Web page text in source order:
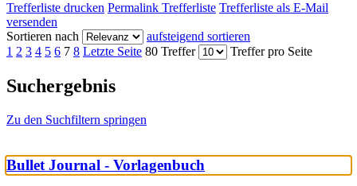
Trefferliste drucken Permalink Trefferliste Trefferliste als E-Mail
versenden
Sortieren nach
aufsteigend sortieren
1 2 3 4 5 6 7 8 Letzte Seite 80 Treffer Treffer pro Seite
Suchergebnis
Zu den Suchfiltern springen
Bullet Journal - Vorlagenbuch